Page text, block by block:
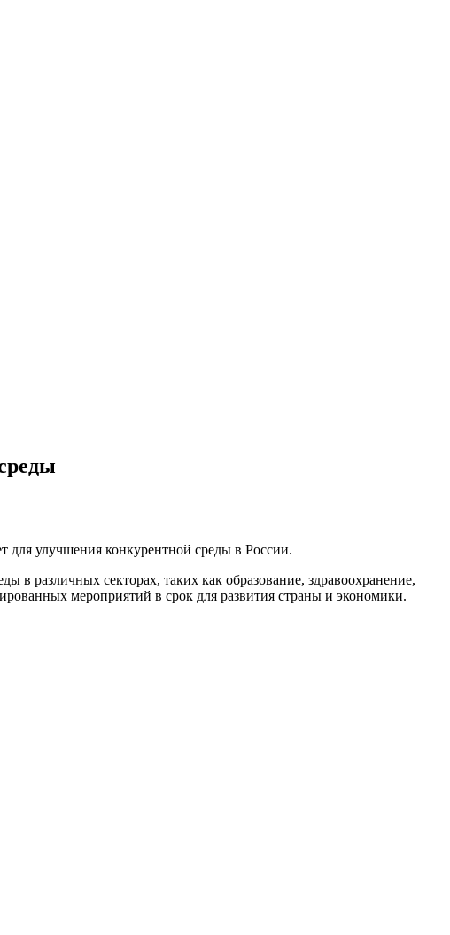
улучшения конкурентной среды в России.
различных секторах, таких как образование, здравоохранение,
мероприятий в срок для развития страны и экономики.